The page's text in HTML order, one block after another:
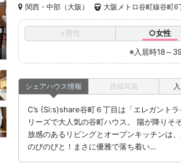
関西・中部（大阪） 大阪メトロ谷町線谷町
×男性 ○女性
※入居時18～
シェアハウス情報
C’s (Si:s)share谷町６丁目は「エレガント
リーズで大人気の谷町ハウス。 陽が降りそ
放感のあるリビングとオープンキッチンは
のびのびと！まさに優雅で落ち着い…
投稿写真